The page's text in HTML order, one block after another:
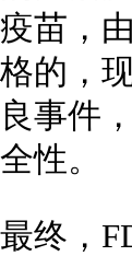
疫苗，
格的，
良事件
全性。
最终，